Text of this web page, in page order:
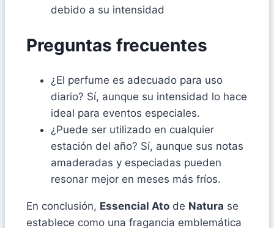
debido a su intensidad
Preguntas frecuentes
¿El perfume es adecuado para uso
diario? Sí, aunque su intensidad lo hace
ideal para eventos especiales.
¿Puede ser utilizado en cualquier
estación del año? Sí, aunque sus notas
amaderadas y especiadas pueden
resonar mejor en meses más fríos.
En conclusión, Essencial Ato de Natura se
establece como una fragancia emblemática